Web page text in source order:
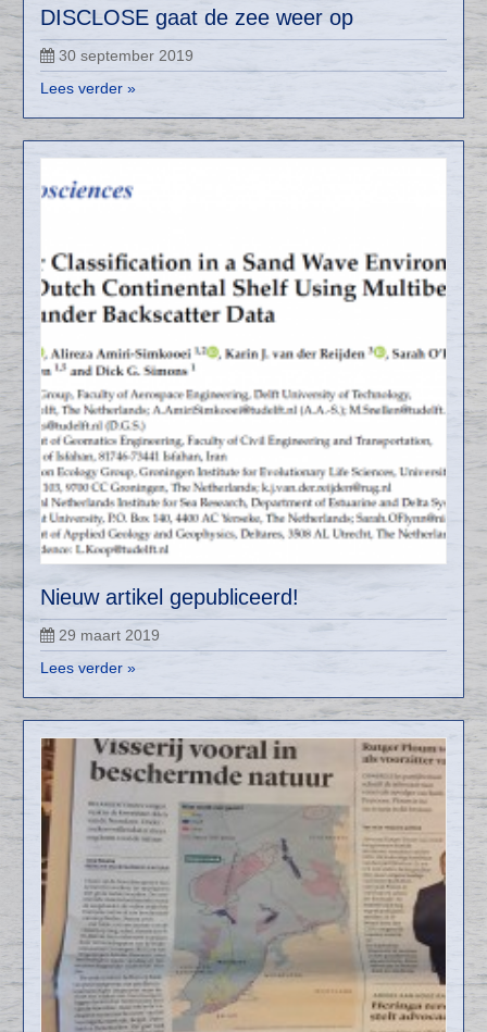
DISCLOSE gaat de zee weer op
30 september 2019
Lees verder »
Nieuw artikel gepubliceerd!
29 maart 2019
Lees verder »